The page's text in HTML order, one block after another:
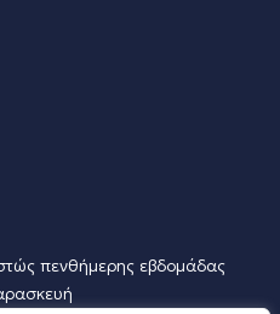
πενθήμερης εβδομάδας